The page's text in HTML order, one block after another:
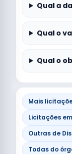
Qual a
Qual o
Qual o
Mais
Licitações
Outras de
Todas do